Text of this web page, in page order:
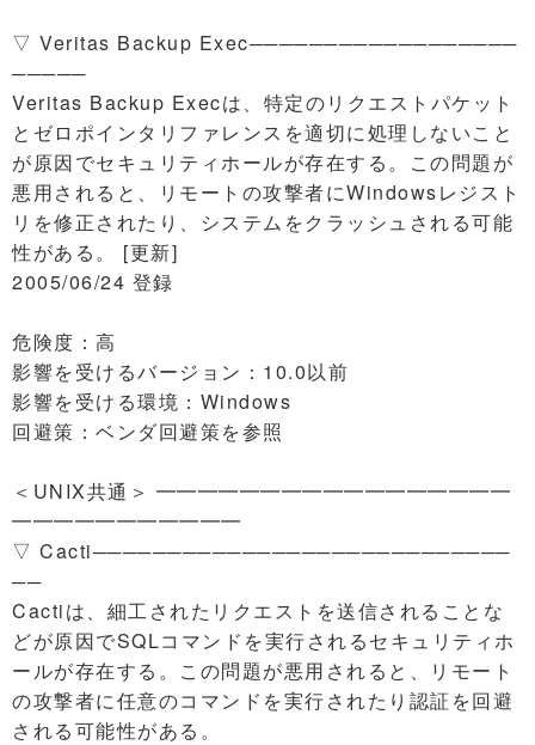
▽ Veritas Backup Exec──────────────────
─────
Veritas Backup Execは、特定のリクエストパケット
とゼロポインタリファレンスを適切に処理しないこと
が原因でセキュリティホールが存在する。この問題が
悪用されると、リモートの攻撃者にWindowsレジスト
リを修正されたり、システムをクラッシュされる可能
性がある。 [更新]
2005/06/24 登録
危険度：高
影響を受けるバージョン：10.0以前
影響を受ける環境：Windows
回避策：ベンダ回避策を参照
＜UNIX共通＞ ━━━━━━━━━━━━━━━━━
━━━━━━━━━━━
▽ Cacti────────────────────────────
──
Cactiは、細工されたリクエストを送信されることな
どが原因でSQLコマンドを実行されるセキュリティホ
ールが存在する。この問題が悪用されると、リモート
の攻撃者に任意のコマンドを実行されたり認証を回避
される可能性がある。